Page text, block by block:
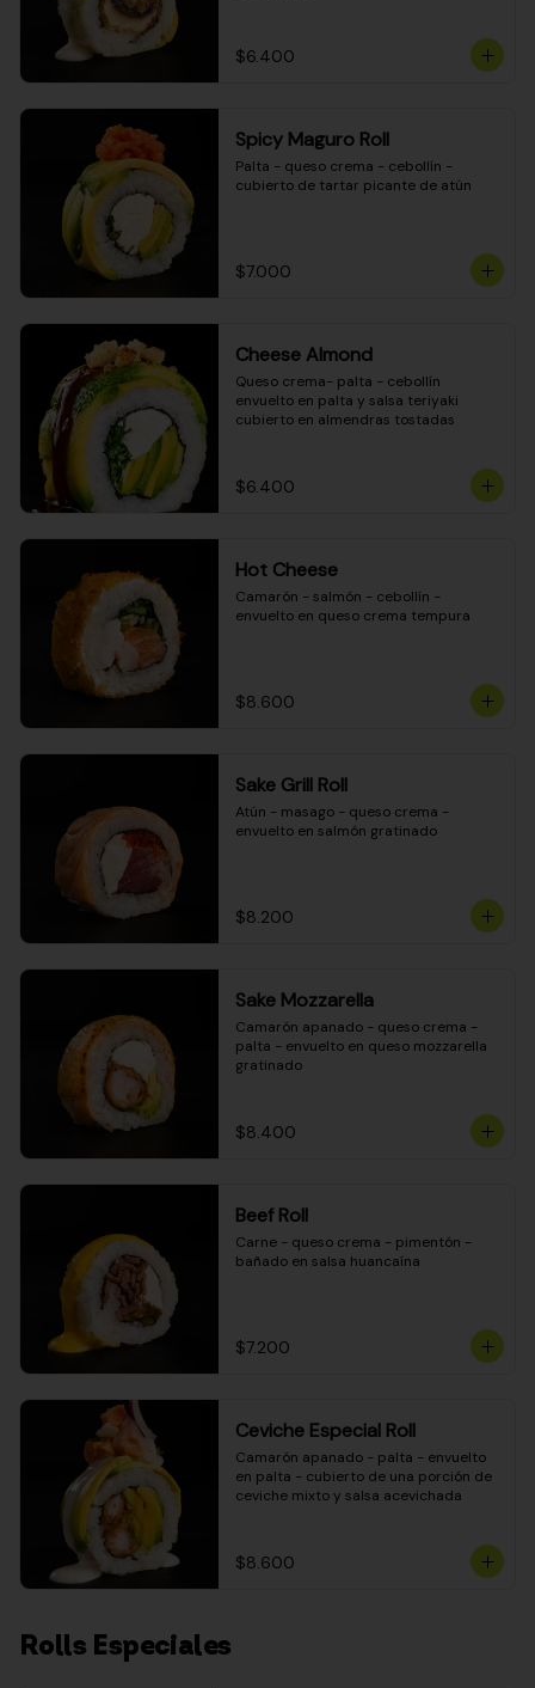
$6.400
Spicy Maguro Roll
Palta - queso crema - cebollín -
cubierto de tartar picante de atún
$7.000
Cheese Almond
Queso crema- palta - cebollín
envuelto en palta y salsa teriyaki
cubierto en almendras tostadas
$6.400
Hot Cheese
Camarón - salmón - cebollín -
envuelto en queso crema tempura
$8.600
Sake Grill Roll
Atún - masago - queso crema -
envuelto en salmón gratinado
$8.200
Sake Mozzarella
Camarón apanado - queso crema -
palta - envuelto en queso mozzarella
gratinado
$8.400
Beef Roll
Carne - queso crema - pimentón -
bañado en salsa huancaína
$7.200
Ceviche Especial Roll
Camarón apanado - palta - envuelto
en palta - cubierto de una porción de
ceviche mixto y salsa acevichada
$8.600
Rolls Especiales